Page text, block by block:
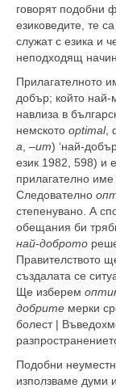
говорят подобни
езиковедите, те
служат с езика и
неподходящ начин.
Прилагателното
добър; който най-
навлиза в
немското optimal,
a , –um) ‘най-
език 1982, 598) и
прилагателно име
Следователно
степенувано. А
обещания би
най-доброто
Правителството
създалата се
Ще изберем
добрите мерки
болест |
Подобни
използваме думи